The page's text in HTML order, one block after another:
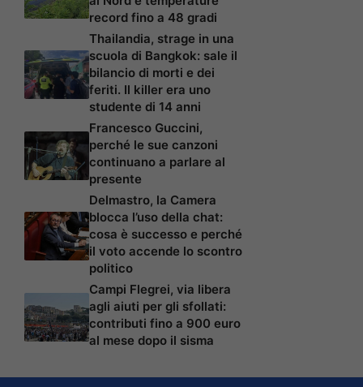
record fino a 48 gradi
Thailandia, strage in una
scuola di Bangkok: sale il
bilancio di morti e dei
feriti. Il killer era uno
studente di 14 anni
Francesco Guccini,
perché le sue canzoni
continuano a parlare al
presente
Delmastro, la Camera
blocca l’uso della chat:
cosa è successo e perché
il voto accende lo scontro
politico
Campi Flegrei, via libera
agli aiuti per gli sfollati:
contributi fino a 900 euro
al mese dopo il sisma